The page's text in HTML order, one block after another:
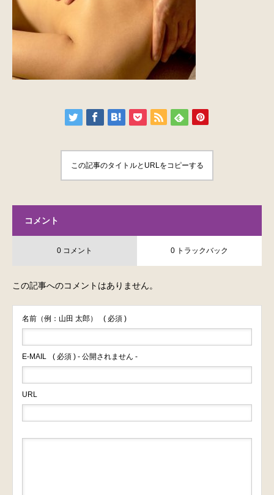
この記事のタイトルとURLをコピーする
コメント
0 コメント 0 トラックバック
この記事へのコメントはありません。
名前（例：山田 太郎） ( 必須 )
E-MAIL ( 必須 ) - 公開されません -
URL